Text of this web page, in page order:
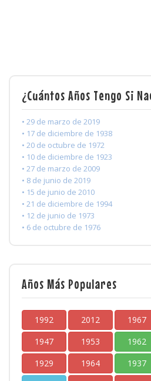
¿Cuántos Años Tengo Si
• 29 de marzo de 2019
• 17 de diciembre de 1938
• 20 de octubre de 1972
• 10 de diciembre de 1923
• 27 de marzo de 2009
• 8 de junio de 2019
• 15 de junio de 2010
• 21 de diciembre de 1994
• 12 de junio de 1973
• 6 de octubre de 1976
Años Más Populares
1992 2012 1967
1947
1953 1962
1929
1964 1937